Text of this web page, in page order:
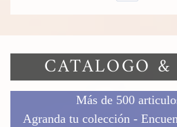
CATALOGO &
Más de 500
Agranda tu colección -